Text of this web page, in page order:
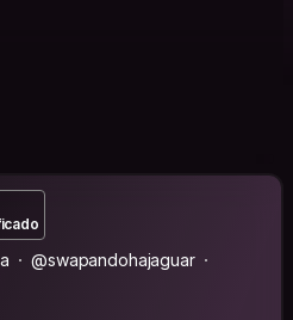
@swapandohajaguar